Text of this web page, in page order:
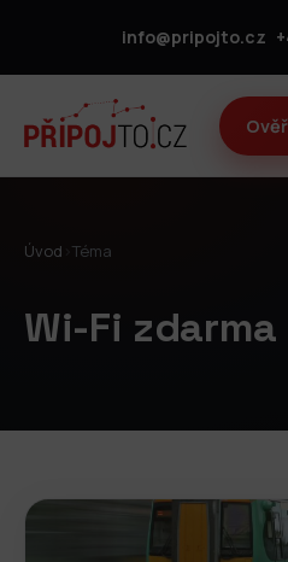
info@pripojto.cz
Úvod Téma
Wi-Fi zdarma